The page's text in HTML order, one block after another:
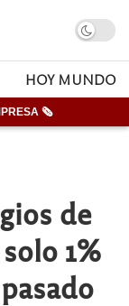
HOY MUNDO
🗞
de
1%